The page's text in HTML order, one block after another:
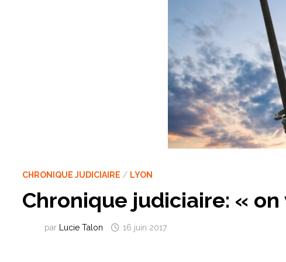
CHRONIQUE JUDICIAIRE / LYON
Chronique judiciaire: «
par Lucie Talon 16 juin 2017